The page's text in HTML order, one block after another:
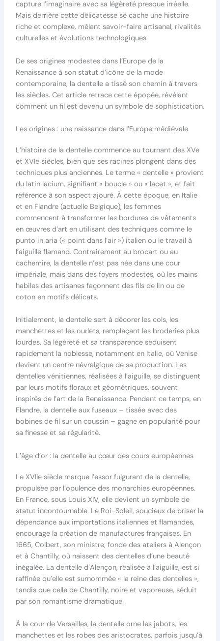
capture l’imaginaire avec sa légèreté presque irréelle.
Mais derrière cette délicatesse se cache une histoire
riche et complexe, mêlant savoir-faire artisanal, rivalités
culturelles et évolutions technologiques.
De ses origines modestes dans l’Europe de la
Renaissance à son statut d’icône de la mode
contemporaine, la dentelle a tissé son chemin à travers
les siècles. Cet article retrace cette épopée, révélant
comment un fil est devenu un symbole de sophistication.
Les origines : une naissance dans l’Europe médiévale
L’histoire de la dentelle commence au tournant des XVe
et XVIe siècles, bien que ses racines plongent dans des
techniques plus anciennes. Le terme « dentelle » provient
du latin lacium, signifiant « boucle » ou « lacet », et fait
référence à son aspect ajouré. À cette époque, en Italie
et en Flandre (actuelle Belgique), les femmes
commencent à transformer les bordures de vêtements
en œuvres d’art en utilisant des techniques comme le
punto in aria (« point dans l’air ») italien ou le travail à
l’aiguille flamand. Contrairement au brocart ou au
cachemire, la dentelle n’est pas née dans une cour
impériale, mais dans des foyers modestes, où les mains
habiles des artisanes façonnent des fils de lin ou de
coton en motifs délicats.
Initialement, la dentelle sert à décorer les cols, les
manchettes et les ourlets, remplaçant les broderies plus
lourdes. Sa légèreté et sa transparence séduisent
rapidement la noblesse, notamment en Italie, où Venise
devient un centre névralgique de sa production. Les
dentelles vénitiennes, réalisées à l’aiguille, se distinguent
par leurs motifs floraux et géométriques, souvent
inspirés de l’art de la Renaissance. Pendant ce temps, en
Flandre, la dentelle aux fuseaux – tissée avec des
bobines de fil sur un coussin – gagne en popularité pour
sa finesse et sa régularité.
L’âge d’or : la dentelle au cœur des cours européennes
Le XVIIe siècle marque l’essor fulgurant de la dentelle,
propulsée par l’opulence des monarchies européennes.
En France, sous Louis XIV, elle devient un symbole de
statut incontournable. Le Roi-Soleil, soucieux de briser la
dépendance aux importations italiennes et flamandes,
encourage la création de manufactures françaises. En
1665, Colbert, son ministre, fonde des ateliers à Alençon
et à Chantilly, où naissent des dentelles d’une beauté
inégalée. La dentelle d’Alençon, réalisée à l’aiguille, est si
raffinée qu’elle est surnommée « la reine des dentelles »,
tandis que celle de Chantilly, noire et vaporeuse, séduit
par son romantisme dramatique.
À la cour de Versailles, la dentelle orne les jabots, les
manchettes et les robes des aristocrates, parfois jusqu’à